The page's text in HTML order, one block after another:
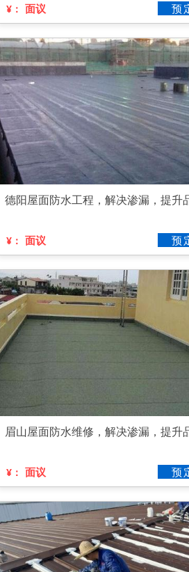
¥： 面议 预
德阳屋面防水工程，解决渗漏，提升
¥： 面议 预
眉山屋面防水维修，解决渗漏，提升
¥： 面议 预